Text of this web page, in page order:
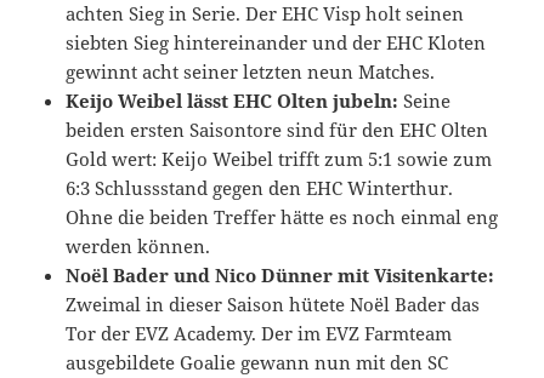
achten Sieg in Serie. Der EHC Visp holt seinen
siebten Sieg hintereinander und der EHC Kloten
gewinnt acht seiner letzten neun Matches.
Keijo Weibel lässt EHC Olten jubeln: Seine
beiden ersten Saisontore sind für den EHC Olten
Gold wert: Keijo Weibel trifft zum 5:1 sowie zum
6:3 Schlussstand gegen den EHC Winterthur.
Ohne die beiden Treffer hätte es noch einmal eng
werden können.
Noël Bader und Nico Dünner mit Visitenkarte:
Zweimal in dieser Saison hütete Noël Bader das
Tor der EVZ Academy. Der im EVZ Farmteam
ausgebildete Goalie gewann nun mit den SC